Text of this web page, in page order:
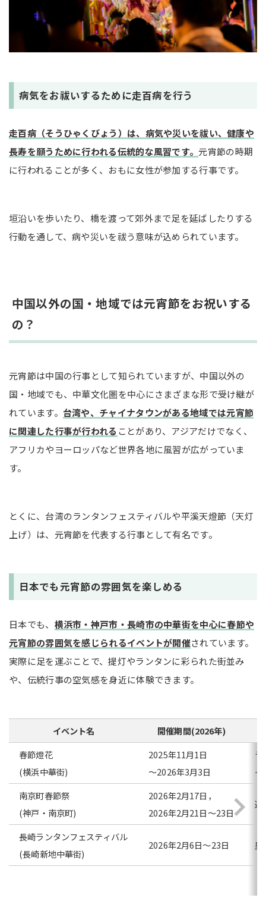
病気をお祓いするために走百病を行う
走百病（そうひゃくびょう）は、病気や災いを祓い、健康や
長寿を願うために行われる伝統的な風習です。 元宵節の時期
に行われることが多く、おもに女性が参加する行事です。
垣沿いを歩いたり、橋を渡って郊外まで足を延ばしたりする
行動を通して、病や災いを祓う意味が込められています。
中国以外の国・地域では元宵節をお祝いする
の？
元宵節は中国の行事として知られていますが、中国以外の
国・地域でも、中華文化圏を中心にさまざまな形で受け継が
れています。 台湾や、チャイナタウンがある地域では元宵節
に関連した行事が行われる ことがあり、アジアだけでなく、
アフリカやヨーロッパなど世界各地に風習が広がっていま
す。
とくに、台湾のランタンフェスティバルや平溪天燈節（天灯
上げ）は、元宵節を代表する行事として有名です。
日本でも元宵節の雰囲気を楽しめる
日本でも、 横浜市・神戸市・長崎市の中華街を中心に春節や
元宵節の雰囲気を感じられるイベントが開催されています。
実際に足を運ぶことで、提灯やランタンに彩られた街並み
や、伝統行事の空気感を身近に体験できます。
イベント名
開催期間(2026年)
春節燈花
(横浜中華街)
2025年11月1日
～2026年3月3日
ラ
イ
南京町春節祭
(神戸・南京町)
2026年2月17日，
2026年2月21日～23日
迎
長崎ランタンフェスティバル
(長崎新地中華街)
2026年2月6日～23日 皇